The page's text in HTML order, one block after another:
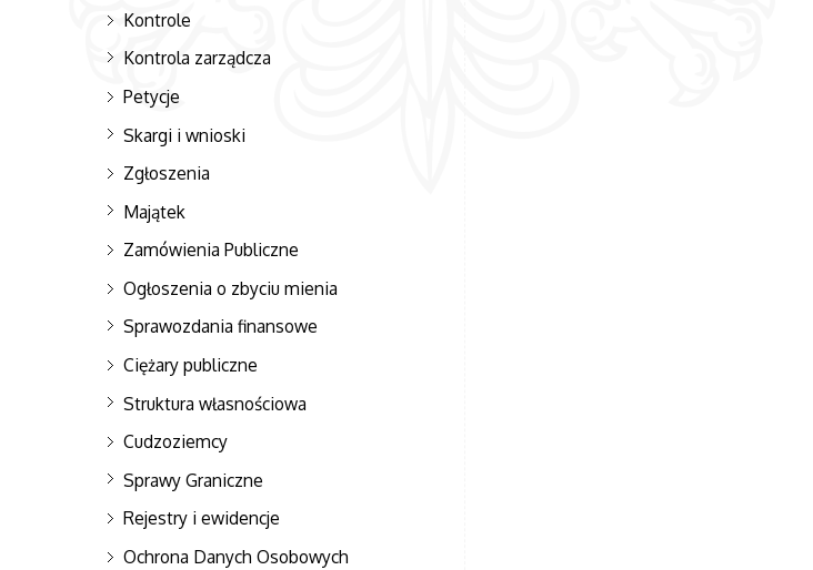
Kontrole
Kontrola zarządcza
Petycje
Skargi i wnioski
Zgłoszenia
Majątek
Zamówienia Publiczne
Ogłoszenia o zbyciu mienia
Sprawozdania finansowe
Ciężary publiczne
Struktura własnościowa
Cudzoziemcy
Sprawy Graniczne
Rejestry i ewidencje
Ochrona Danych Osobowych